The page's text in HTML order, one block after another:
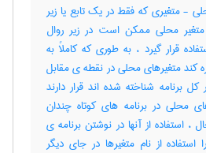
- متغیری که فقط در یک تابع یا زیر
متغیر محلی ممکن است در زیر روال
قرار گیرد ، به طوری که کاملاً به
کند متغیرهای محلی در نقطه ی مقابل
برنامه شناخته شده اند قرار دارند
محلی در برنامه های کوتاه چندان
از آنها در نوشتن برنامه ی
از نام متغیرها در جای دیگر